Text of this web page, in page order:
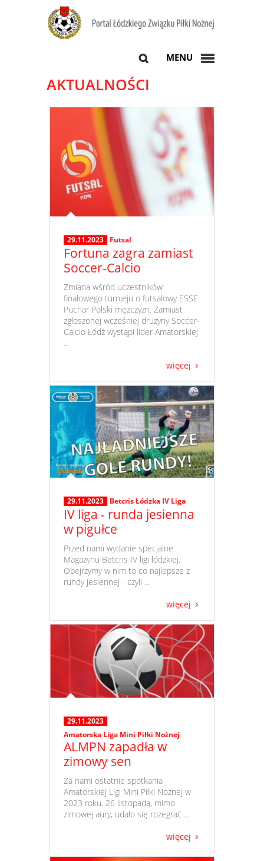
MENU
AKTUALNOŚCI
29.11.2023 Futsal
Fortuna zagra zamiast
Soccer-Calcio
​ Zmiana wśród uczestników
finałowego turnieju o futsalowy ESSE
Puchar Polski mężczyzn. Zamiast
zgłoszonej wcześniej drużyny Soccer-
Calcio Łódź wystąpi lider Amatorskiej
...
więcej
29.11.2023 Betcris Łódzka IV Liga
IV liga - runda jesienna
w pigułce
​ Przed nami wydanie specjalne
Magazynu Betcris IV ligi łódzkiej.
Obejrzymy w nim to co najlepsze z
rundy jesiennej - czyli ...
więcej
29.11.2023
Amatorska Liga Mini Piłki Nożnej
ALMPN zapadła w
zimowy sen
​ Za nami ostatnie spotkania
Amatorskiej Ligi Mini Piłki Nożnej w
2023 roku. 26 listopada, mimo
zimowej aury, udało się rozegrać ...
więcej